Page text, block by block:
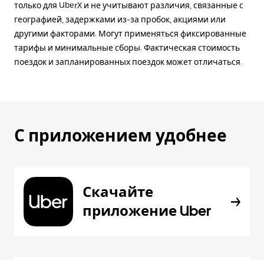
только для UberX и не учитывают различия, связанные с
географией, задержками из-за пробок, акциями или
другими факторами. Могут применяться фиксированные
тарифы и минимальные сборы. Фактическая стоимость
поездок и запланированных поездок может отличаться.
С приложением удобнее
Скачайте
приложение Uber